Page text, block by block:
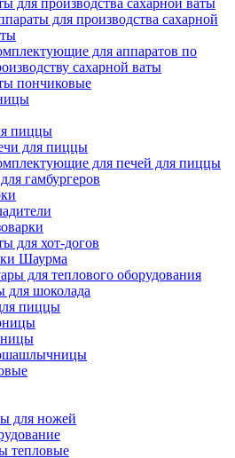
для производства сахарной
для аппаратов по
сахарной ваты
пончиковые
пиццы
для пиццы
для печей для пиццы
гамбургеров
для хот-догов
Шаурма
для теплового оборудования
для шоколада
пиццы
для ножей
тепловые